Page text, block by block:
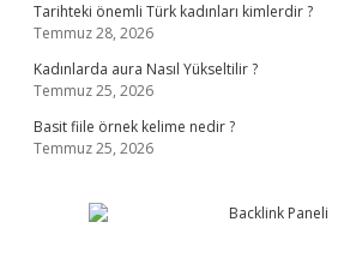
Tarihteki önemli Türk kadınları kimlerdir ?
Temmuz 28, 2026
Kadınlarda aura Nasıl Yükseltilir ?
Temmuz 25, 2026
Basit fiile örnek kelime nedir ?
Temmuz 25, 2026